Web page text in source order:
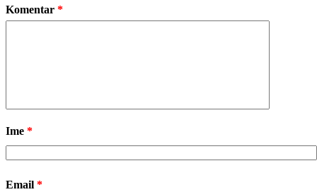
Komentar *
Ime *
Email *